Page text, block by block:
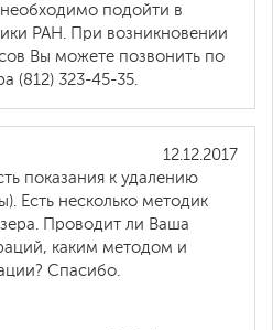
подойти в
РАН. При возникновении
Вы можете позвонить по
(812) 323-45-35.
12.12.2017
показания к удалению
Есть несколько методик
Проводит ли Ваша
каким методом и
Спасибо.